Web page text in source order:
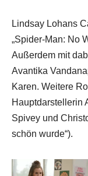
Lindsay Lohans
„Spider-Man: No
Außerdem mit
Avantika
Karen. Weitere
Hauptdarstellerin
Spivey und
schön wurde“).